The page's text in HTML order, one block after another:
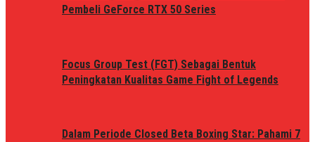
Pembeli GeForce RTX 50 Series
Focus Group Test (FGT) Sebagai Bentuk
Peningkatan Kualitas Game Fight of Legends
Dalam Periode Closed Beta Boxing Star: Pahami 7